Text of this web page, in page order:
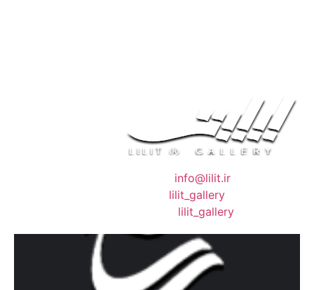
info@lilit.ir
lilit_gallery
lilit_gallery